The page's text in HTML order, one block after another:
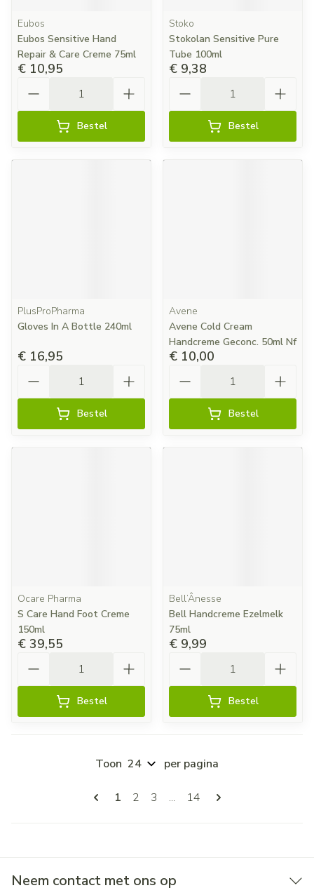
Eubos
Eubos Sensitive Hand
Repair & Care Creme 75ml
€ 10,95
Bestel
Stoko
Stokolan Sensitive Pure
Tube 100ml
€ 9,38
Bestel
PlusProPharma
Gloves In A Bottle 240ml
€ 16,95
Bestel
Avene
Avene Cold Cream
Handcreme Geconc. 50ml Nf
€ 10,00
Bestel
Ocare Pharma
S Care Hand Foot Creme
150ml
€ 39,55
Bestel
Bell’Ânesse
Bell Handcreme Ezelmelk
75ml
€ 9,99
Bestel
Pagina's
U lees momenteel pagina
1 Pagina
2 Pagina
3 ... Pagina
14
Toon per pagina
Neem contact met ons op